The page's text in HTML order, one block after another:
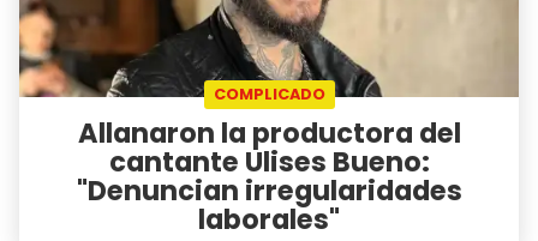
COMPLICADO
Allanaron la productora del
cantante Ulises Bueno:
"Denuncian irregularidades
laborales"